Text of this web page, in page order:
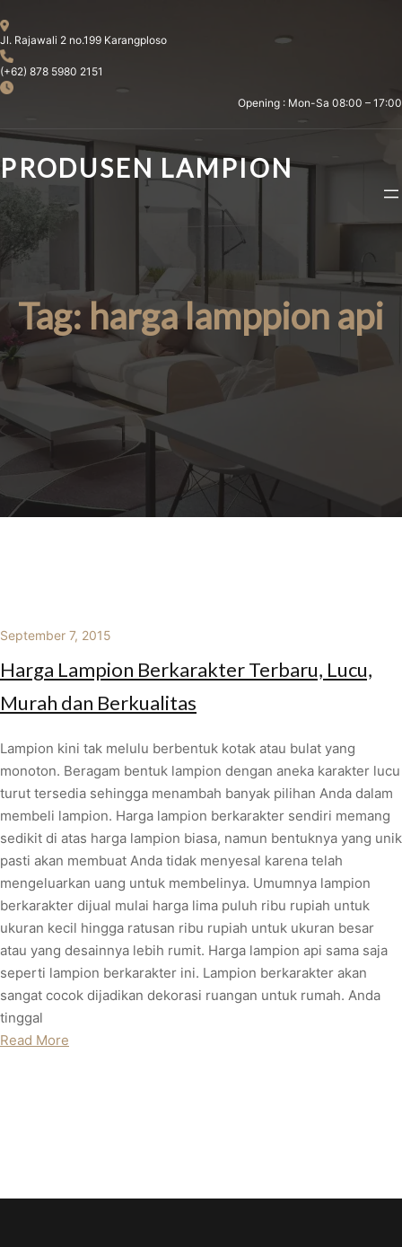
to
content
Jl. Rajawali 2 no.199 Karangploso
(+62) 878 5980 2151
Opening : Mon-Sa 08:00 – 17:00
PRODUSEN LAMPION
Tag: harga lamppion api
September 7, 2015
Harga Lampion Berkarakter Terbaru, Lucu,
Murah dan Berkualitas
Lampion kini tak melulu berbentuk kotak atau bulat yang
monoton. Beragam bentuk lampion dengan aneka karakter lucu
turut tersedia sehingga menambah banyak pilihan Anda dalam
membeli lampion. Harga lampion berkarakter sendiri memang
sedikit di atas harga lampion biasa, namun bentuknya yang unik
pasti akan membuat Anda tidak menyesal karena telah
mengeluarkan uang untuk membelinya. Umumnya lampion
berkarakter dijual mulai harga lima puluh ribu rupiah untuk
ukuran kecil hingga ratusan ribu rupiah untuk ukuran besar
atau yang desainnya lebih rumit. Harga lampion api sama saja
seperti lampion berkarakter ini. Lampion berkarakter akan
sangat cocok dijadikan dekorasi ruangan untuk rumah. Anda
tinggal
Read More